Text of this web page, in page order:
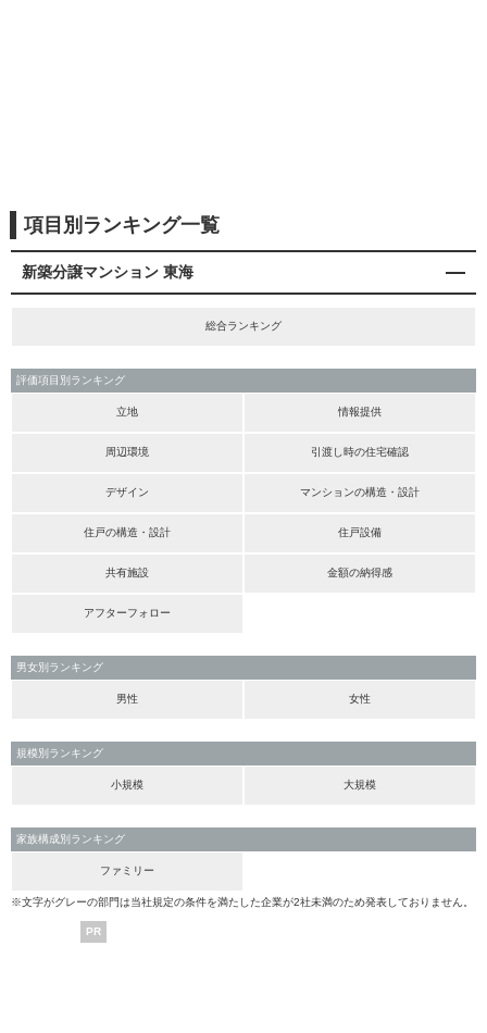
項目別ランキング一覧
新築分譲マンション 東海
総合ランキング
評価項目別ランキング
立地 情報提供
周辺環境 引渡し時の住宅確認
デザイン マンションの構造・設計
住戸の構造・設計 住戸設備
共有施設 金額の納得感
アフターフォロー
男女別ランキング
男性 女性
規模別ランキング
小規模 大規模
家族構成別ランキング
ファミリー
※文字がグレーの部門は当社規定の条件を満たした企業が2社未満のため発表しておりません。
PR